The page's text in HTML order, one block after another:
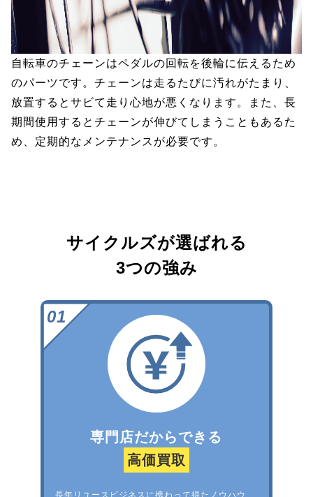
自転車のチェーンはペダルの回転を後輪に伝えるため
のパーツです。チェーンは走るたびに汚れがたまり、
放置するとサビて走り心地が悪くなります。また、長
期間使用するとチェーンが伸びてしまうこともあるた
め、定期的なメンテナンスが必要です。
サイクルズが選ばれる
3つの強み
専門店だからできる
高価買取